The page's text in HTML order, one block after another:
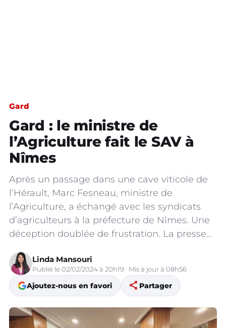
Gard
Gard : le ministre de
l’Agriculture fait le SAV à
Nîmes
Après un passage dans une cave viticole de
l’Hérault, Marc Fesneau, ministre de
l’Agriculture, a échangé avec les syndicats
d’agriculteurs à la préfecture de Nîmes. Une
déception doublée de frustration. La presse…
Linda Mansouri
Publié le 02/02/2024 à 20h19 · Mis à jour à 08h56
Ajoutez-nous en favori share Partager